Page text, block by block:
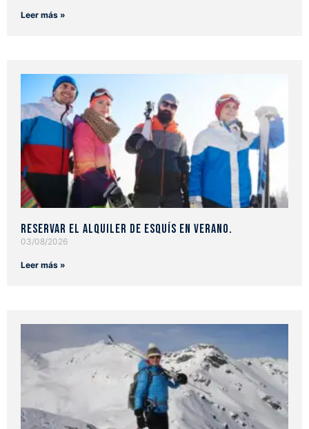
Leer más »
Reservar el alquiler de esquís en verano.
03/08/2026
Leer más »